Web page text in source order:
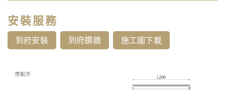
安裝服務
到府安裝 到府鑽牆 施工圖下載